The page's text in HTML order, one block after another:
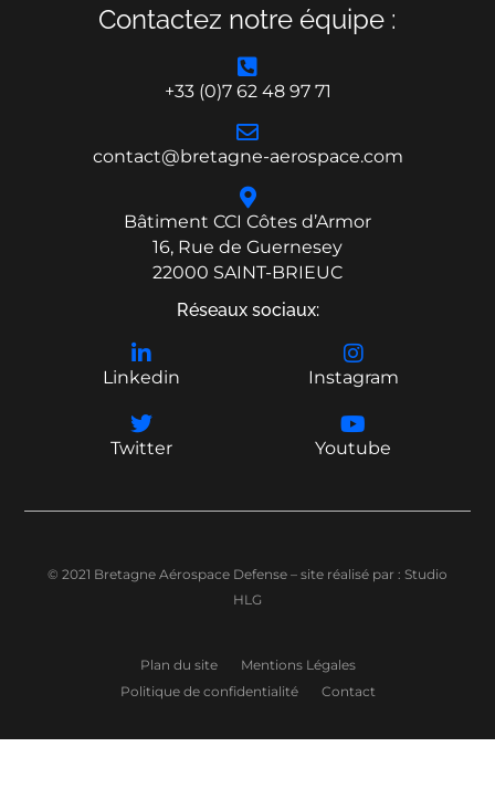
Contactez notre équipe :
+33 (0)7 62 48 97 71
contact@bretagne-aerospace.com
Bâtiment CCI Côtes d’Armor
16, Rue de Guernesey
22000 SAINT-BRIEUC
Réseaux sociaux:
Linkedin Instagram
Twitter Youtube
© 2021 Bretagne Aérospace Defense – site réalisé par : Studio
HLG
Plan du site
Mentions Légales
Politique de confidentialité
Contact